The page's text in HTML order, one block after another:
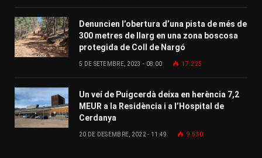
Denuncien l’obertura d’una pista de més de
300 metres de llarg en una zona boscosa
protegida de Coll de Nargó
5 DE SETEMBRE, 2023 - 08:00 17.225
Un veí de Puigcerdà deixa en herència 7,2
MEUR a la Residència i a l’Hospital de
Cerdanya
20 DE DESEMBRE, 2022 - 11:49 9.530